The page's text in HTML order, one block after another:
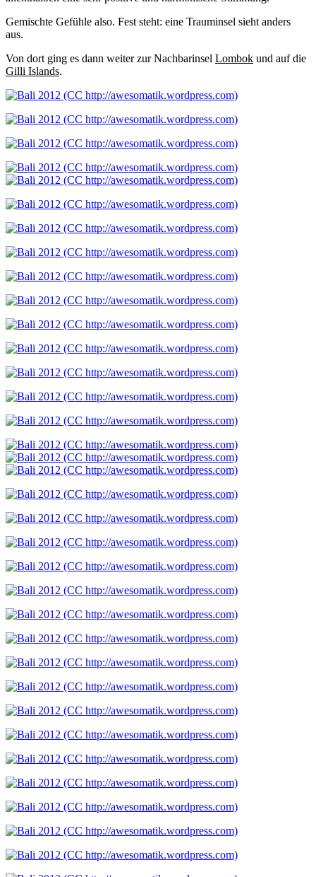
Gemischte Gefühle also. Fest steht: eine Trauminsel sieht anders
aus.
Von dort ging es dann weiter zur Nachbarinsel Lombok und auf die
Gilli Islands.